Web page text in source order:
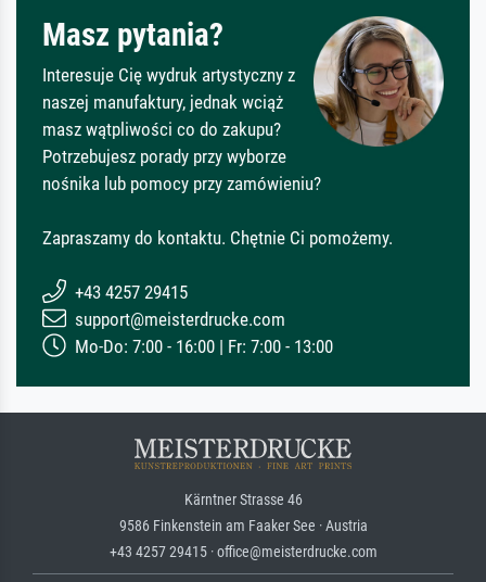
Masz pytania?
Interesuje Cię wydruk artystyczny z
naszej manufaktury, jednak wciąż
masz wątpliwości co do zakupu?
Potrzebujesz porady przy wyborze
nośnika lub pomocy przy zamówieniu?
Zapraszamy do kontaktu. Chętnie Ci pomożemy.
+43 4257 29415
support@meisterdrucke.com
Mo-Do: 7:00 - 16:00 | Fr: 7:00 - 13:00
Kärntner Strasse 46
9586 Finkenstein am Faaker See · Austria
+43 4257 29415 · office@meisterdrucke.com